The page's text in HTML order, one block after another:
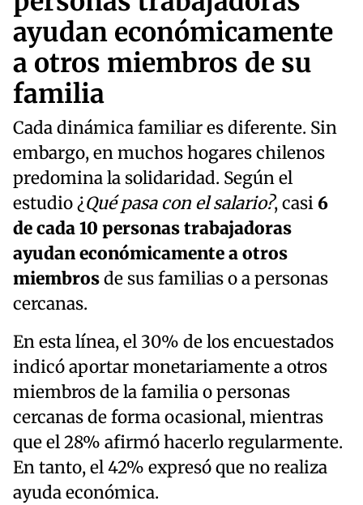
ayudan económicamente
a otros miembros de su
familia
Cada dinámica familiar es diferente. Sin
embargo, en muchos hogares chilenos
predomina la solidaridad. Según el
estudio ¿Qué pasa con el salario?, casi 6
de cada 10 personas trabajadoras
ayudan económicamente a otros
miembrosde sus familias o a personas
cercanas.
En esta línea, el 30% de los encuestados
indicó aportar monetariamente a otros
miembros de la familia o personas
cercanas de forma ocasional, mientras
que el 28% afirmó hacerlo regularmente.
En tanto, el 42% expresó que no realiza
ayuda económica.